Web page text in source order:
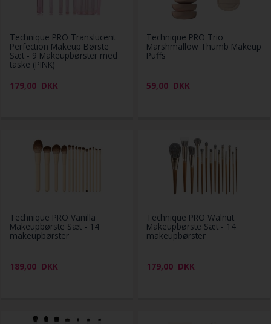
Technique PRO Translucent
Perfection Makeup Børste
Sæt - 9 Makeupbørster med
taske (PINK)
179,00 DKK
Technique PRO Trio
Marshmallow Thumb Makeup
Puffs
59,00 DKK
Technique PRO Vanilla
Makeupbørste Sæt - 14
makeupbørster
189,00 DKK
Technique PRO Walnut
Makeupbørste Sæt - 14
makeupbørster
179,00 DKK